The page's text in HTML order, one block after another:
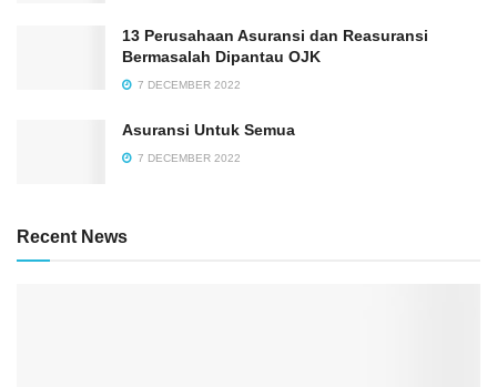
13 Perusahaan Asuransi dan Reasuransi
Bermasalah Dipantau OJK
7 DECEMBER 2022
Asuransi Untuk Semua
7 DECEMBER 2022
Recent News